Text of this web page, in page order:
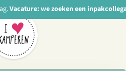
Vacature: we zoeken een